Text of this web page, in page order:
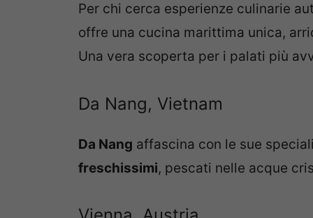
Per chi cerca esperienze culinarie
offre una cucina marittima unica,
Una vera scoperta per i palati più
Da Nang, Vietnam
Da Nang affascina con le sue
freschissimi, pescati nelle acque